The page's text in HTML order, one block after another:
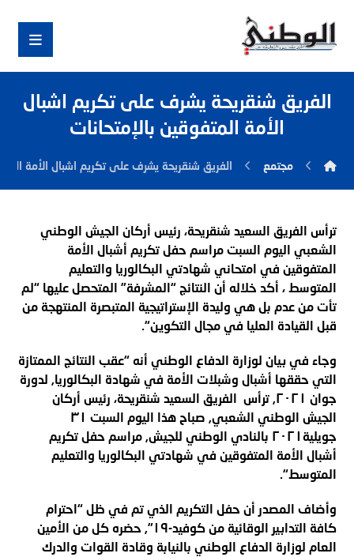
الفريق شنقريحة يشرف على تكريم اشبال
الأمة المتفوقين بالإمتحانات
مجتمع الفريق شنقريحة يشرف على تكريم اشبال الأمة
ترأس الفريق السعيد شنقريحة، رئيس أركان الجيش الوطني
الشعبي اليوم السبت مراسم حفل تكريم أشبال الأمة
المتفوقين في امتحاني شهادتي البكالوريا والتعليم
المتوسط ، أكد خلاله أن النتائج “المشرفة” المتحصل عليها “لم
تأت من عدم بل هي وليدة الإستراتيجية المتبصرة المنتهجة من
قبل القيادة العليا في مجال التكوين“.
وجاء في بيان لوزارة الدفاع الوطني أنه “عقب النتائج الممتازة
التي حققها أشبال وشبلات الأمة في شهادة البكالوريا, لدورة
جوان ٢٠٢١, ترأس الفريق السعيد شنقريحة، رئيس أركان
الجيش الوطني الشعبي, صباح هذا اليوم السبت ٣١
جويلية٢٠٢١ بالنادي الوطني للجيش, مراسم حفل تكريم
أشبال الأمة المتفوقين في شهادتي البكالوريا والتعليم
المتوسط“.
وأضاف المصدر أن حفل التكريم الذي تم في ظل “احترام
كافة التدابير الوقائية من كوفيد-١٩”, حضره كل من الأمين
العام لوزارة الدفاع الوطني بالنيابة وقادة القوات والدرك